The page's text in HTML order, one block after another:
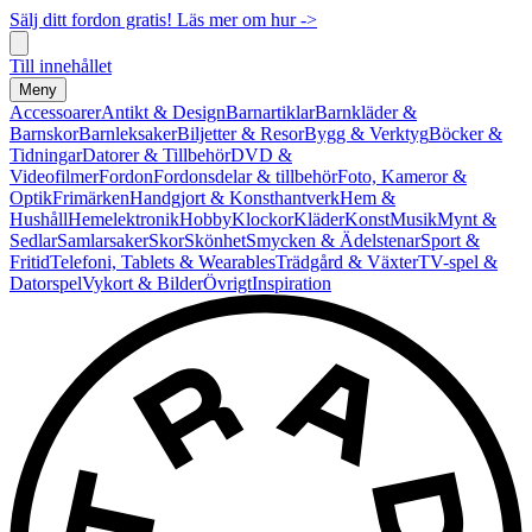
Sälj ditt fordon gratis! Läs mer om hur ->
Till innehållet
Meny
AccessoarerAntikt & DesignBarnartiklarBarnkläder &
BarnskorBarnleksakerBiljetter & ResorBygg & VerktygBöcker &
TidningarDatorer & TillbehörDVD &
VideofilmerFordonFordonsdelar & tillbehörFoto, Kameror &
OptikFrimärkenHandgjort & KonsthantverkHem &
HushållHemelektronikHobbyKlockorKläderKonstMusikMynt &
SedlarSamlarsakerSkorSkönhetSmycken & ÄdelstenarSport &
FritidTelefoni, Tablets & WearablesTrädgård & VäxterTV-spel &
DatorspelVykort & BilderÖvrigtInspiration